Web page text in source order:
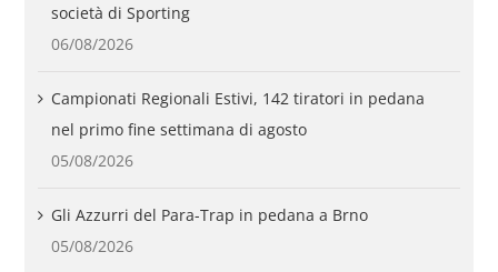
società di Sporting
06/08/2026
Campionati Regionali Estivi, 142 tiratori in pedana
nel primo fine settimana di agosto
05/08/2026
Gli Azzurri del Para-Trap in pedana a Brno
05/08/2026